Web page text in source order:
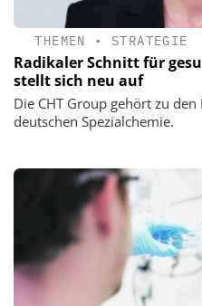
THEMEN • STRATEGIE
Radikaler Schnitt für
stellt sich neu auf
Die CHT Group gehört zu
deutschen Spezialchemie.